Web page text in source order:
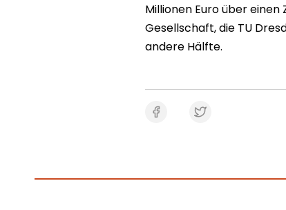
Millionen Euro über
Gesellschaft, die TU
andere Hälfte.